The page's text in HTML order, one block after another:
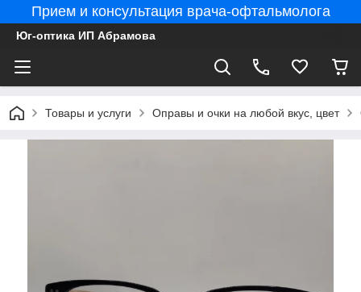
Прием и консультация врача-офтальмолога
Юг-оптика ИП Абрамова
Товары и услуги Оправы и очки на любой вкус, цвет